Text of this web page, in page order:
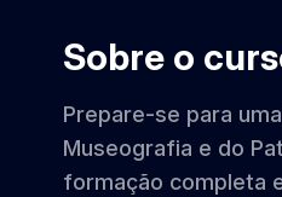
Sobre o
Prepare-se para
Museografia e do
formação completa